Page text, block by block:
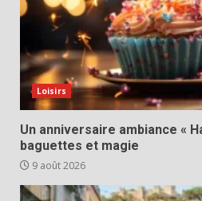
Loisirs
Un anniversaire ambiance «
baguettes et magie
9 août 2026